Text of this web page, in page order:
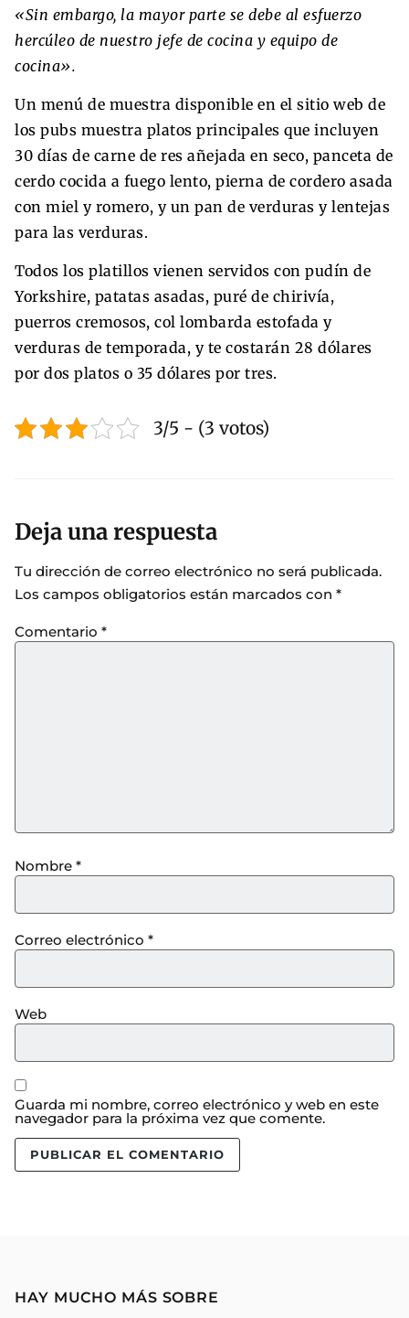
«Sin embargo, la mayor parte se debe al esfuerzo
hercúleo de nuestro jefe de cocina y equipo de
cocina».
Un menú de muestra disponible en el sitio web de
los pubs muestra platos principales que incluyen
30 días de carne de res añejada en seco, panceta de
cerdo cocida a fuego lento, pierna de cordero asada
con miel y romero, y un pan de verduras y lentejas
para las verduras.
Todos los platillos vienen servidos con pudín de
Yorkshire, patatas asadas, puré de chirivía,
puerros cremosos, col lombarda estofada y
verduras de temporada, y te costarán 28 dólares
por dos platos o 35 dólares por tres.
3/5 - (3 votos)
Deja una respuesta
Tu dirección de correo electrónico no será publicada.
Los campos obligatorios están marcados con *
Comentario *
Nombre *
Correo electrónico *
Web
Guarda mi nombre, correo electrónico y web en este
navegador para la próxima vez que comente.
HAY MUCHO MÁS SOBRE